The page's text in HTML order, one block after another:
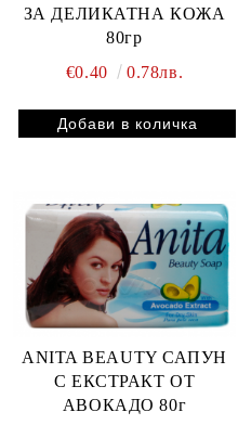
ЗА ДЕЛИКАТНА КОЖА
80гр
€0.40
0.78лв.
ANITA BEAUTY САПУН
С ЕКСТРАКТ ОТ
АВОКАДО 80г